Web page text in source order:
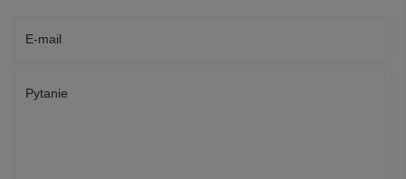
E-mail
Pytanie